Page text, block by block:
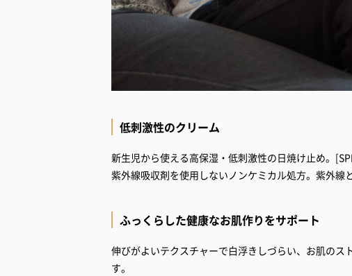
低刺激性のクリーム
新生児から使える高保湿・低刺激性の日焼け止め。
紫外線吸収剤を使用しないノンケミカル処方。紫外線
ふっくらした健康なお肌作りをサポート
伸びがよいテクスチャーで白浮きしづらい、お肌の
す。